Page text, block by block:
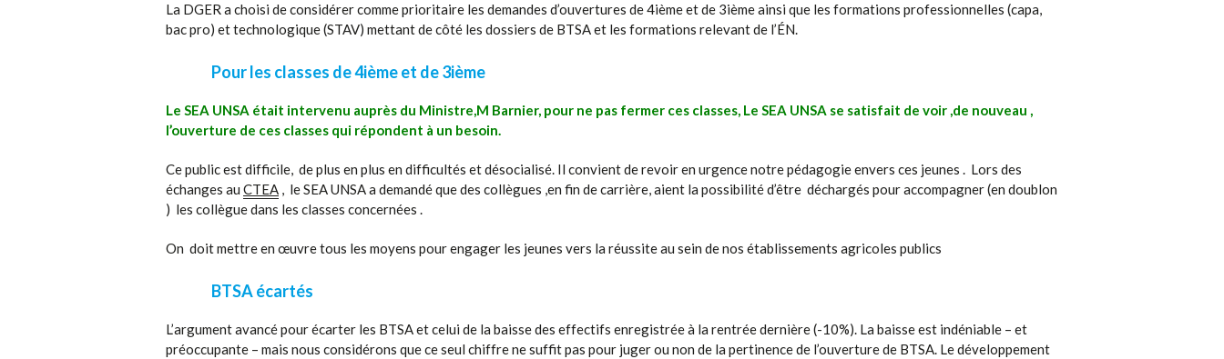
La DGER a choisi de considérer comme prioritaire les demandes d’ouvertures de 4ième et de 3ième ainsi que les formations professionnelles (capa,
bac pro) et technologique (STAV) mettant de côté les dossiers de BTSA et les formations relevant de l’ÉN.
Pour les classes de 4ième et de 3ième
Le SEA UNSA était intervenu auprès du Ministre,M Barnier, pour ne pas fermer ces classes, Le SEA UNSA se satisfait de voir ,de nouveau ,
l’ouverture de ces classes qui répondent à un besoin.
Ce public est difficile, de plus en plus en difficultés et désocialisé. Il convient de revoir en urgence notre pédagogie envers ces jeunes . Lors des
échanges au CTEA , le SEA UNSA a demandé que des collègues ,en fin de carrière, aient la possibilité d’être déchargés pour accompagner (en doublon
) les collègue dans les classes concernées .
On doit mettre en œuvre tous les moyens pour engager les jeunes vers la réussite au sein de nos établissements agricoles publics
BTSA écartés
L’argument avancé pour écarter les BTSA et celui de la baisse des effectifs enregistrée à la rentrée dernière (-10%). La baisse est indéniable – et
préoccupante – mais nous considérons que ce seul chiffre ne suffit pas pour juger ou non de la pertinence de l’ouverture de BTSA. Le développement